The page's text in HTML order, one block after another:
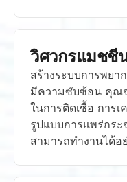
วิศวกรแมชชี
สร้างระบบการพย
มีความซับซ้อน คุณจ
ในการติดเชื้อ การ
รูปแบบการแพร่กระ
สามารถทำงานได้อ